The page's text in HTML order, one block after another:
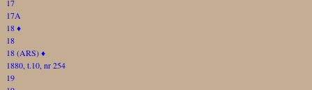
17
17A
18♦
18
18 (ARS)♦
1880, t.10, nr 254
19